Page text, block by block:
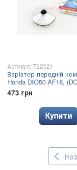
Артикул: 722021
Варіатор передній
Honda DIO50 AF18,
473 грн
Купити